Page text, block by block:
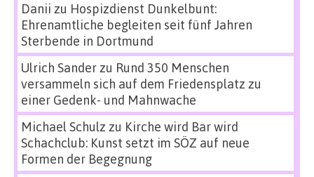
Danii zu Hospizdienst Dunkelbunt:
Ehrenamtliche begleiten seit fünf Jahren
Sterbende in Dortmund
Ulrich Sanderzu Rund 350 Menschen
versammeln sich auf dem Friedensplatz zu
einer Gedenk- und Mahnwache
Michael Schulz zu Kirche wird Bar wird
Schachclub: Kunst setzt im SÖZ auf neue
Formen der Begegnung